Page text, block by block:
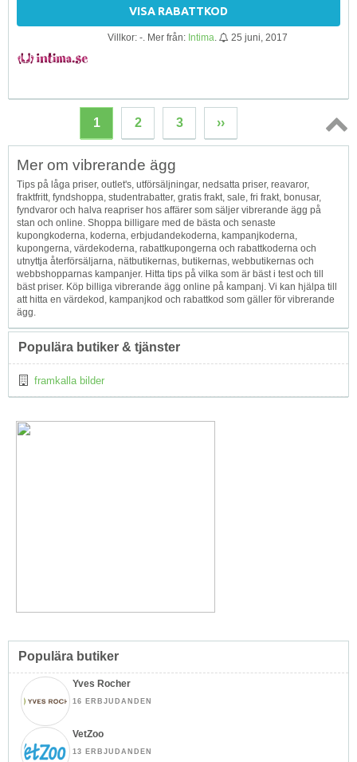
VISA RABATTKOD
Villkor: -. Mer från: Intima 25 juni, 2017
1 2 3 ››
Topp
Mer om vibrerande ägg
Tips på låga priser, outlet's, utförsäljningar, nedsatta priser, reavaror,
fraktfritt, fyndshoppa, studentrabatter, gratis frakt, sale, fri frakt, bonusar,
fyndvaror och halva reapriser hos affärer som säljer vibrerande ägg på
stan och online. Shoppa billigare med de bästa och senaste
kupongkoderna, koderna, erbjudandekoderna, kampanjkoderna,
kupongerna, värdekoderna, rabattkupongerna och rabattkoderna och
utnyttja återförsäljarna, nätbutikernas, butikernas, webbutikernas och
webbshopparnas kampanjer. Hitta tips på vilka som är bäst i test och till
bäst priser. Köp billiga vibrerande ägg online på kampanj. Vi kan hjälpa till
att hitta en värdekod, kampanjkod och rabattkod som gäller för vibrerande
ägg.
Populära butiker & tjänster
framkalla bilder
Populära butiker
Yves Rocher
16 ERBJUDANDEN
VetZoo
13 ERBJUDANDEN